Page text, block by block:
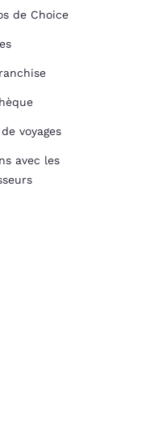
de Choice
voyages
avec les